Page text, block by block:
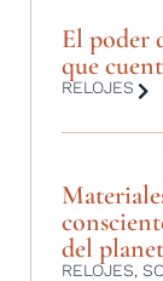
El poder
que
RELOJES
del
RELOJES